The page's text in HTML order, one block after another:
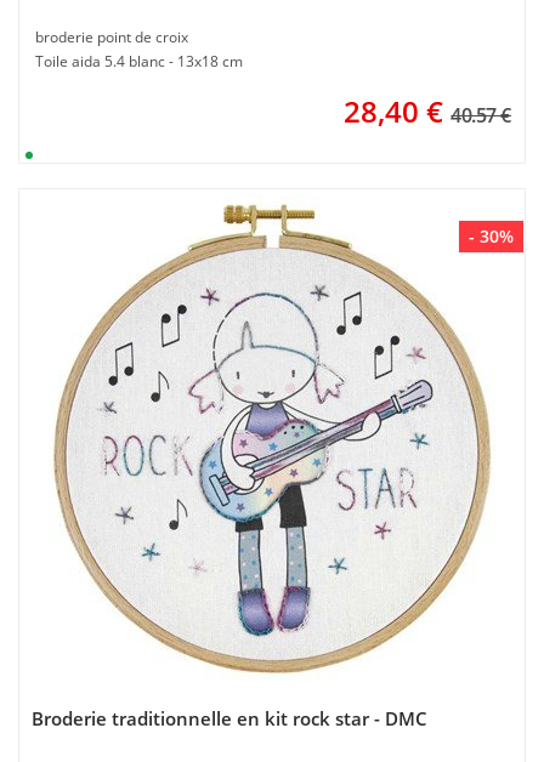
broderie point de croix
Toile aida 5.4 blanc - 13x18 cm
28,40 € 40.57 €
- 30%
Broderie traditionnelle en kit rock star - DMC